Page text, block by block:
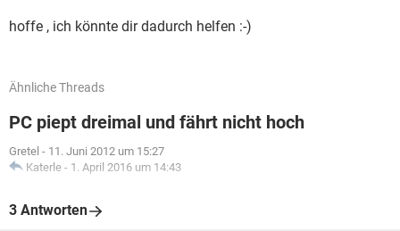
hoffe , ich könnte dir dadurch helfen :-)
Ähnliche Threads
PC piept dreimal und fährt nicht hoch
Gretel - 11. Juni 2012 um 15:27
Katerle - 1. April 2016 um 14:43
3 Antworten